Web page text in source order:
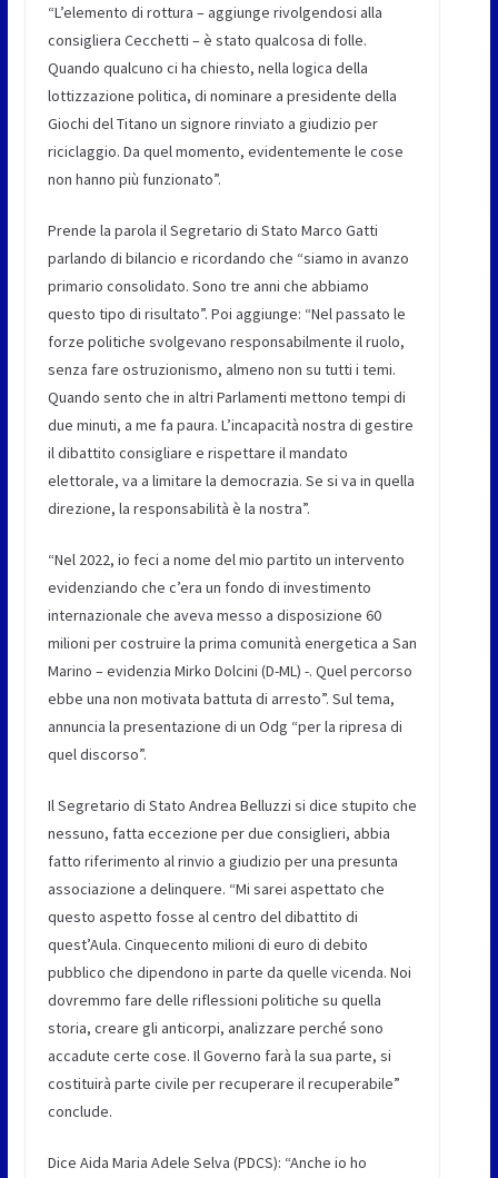
“L’elemento di rottura – aggiunge rivolgendosi alla
consigliera Cecchetti – è stato qualcosa di folle.
Quando qualcuno ci ha chiesto, nella logica della
lottizzazione politica, di nominare a presidente della
Giochi del Titano un signore rinviato a giudizio per
riciclaggio. Da quel momento, evidentemente le cose
non hanno più funzionato”.
Prende la parola ilSegretario di Stato Marco Gatti
parlando di bilancio e ricordando che “siamo in avanzo
primario consolidato. Sono tre anni che abbiamo
questo tipo di risultato”. Poi aggiunge: “Nel passato le
forze politiche svolgevano responsabilmente il ruolo,
senza fare ostruzionismo, almeno non su tutti i temi.
Quando sento che in altri Parlamenti mettono tempi di
due minuti, a me fa paura. L’incapacità nostra di gestire
il dibattito consigliare e rispettare il mandato
elettorale, va a limitare la democrazia. Se si va in quella
direzione, la responsabilità è la nostra”.
“Nel 2022, io feci a nome del mio partito un intervento
evidenziando che c’era un fondo di investimento
internazionale che aveva messo a disposizione 60
milioni per costruire la prima comunità energetica a San
Marino –evidenzia Mirko Dolcini (D-ML) -. Quel percorso
ebbe una non motivata battuta di arresto”. Sul tema,
annuncia la presentazione di un Odg “per la ripresa di
quel discorso”.
Il Segretario di Stato Andrea Belluzzi si dice stupito che
nessuno, fatta eccezione per due consiglieri, abbia
fatto riferimento al rinvio a giudizio per una presunta
associazione a delinquere. “Mi sarei aspettato che
questo aspetto fosse al centro del dibattito di
quest’Aula. Cinquecento milioni di euro di debito
pubblico che dipendono in parte da quelle vicenda. Noi
dovremmo fare delle riflessioni politiche su quella
storia, creare gli anticorpi, analizzare perché sono
accadute certe cose. Il Governo farà la sua parte, si
costituirà parte civile per recuperare il recuperabile”
conclude.
Dice Aida Maria Adele Selva (PDCS): “Anche io ho